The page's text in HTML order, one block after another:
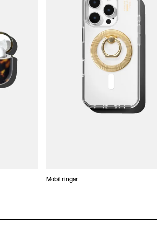
Mobilringar